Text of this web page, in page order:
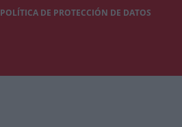
DE PROTECCIÓN DE DATOS